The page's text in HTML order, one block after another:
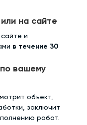
на сайте
и
в течение 30
вашему
объект,
заключит
работ.